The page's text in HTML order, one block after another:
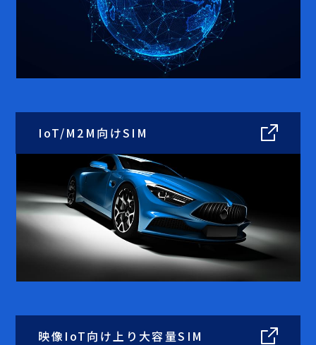
IoT/M2M向けSIM
映像IoT向け 上り大容量SIM